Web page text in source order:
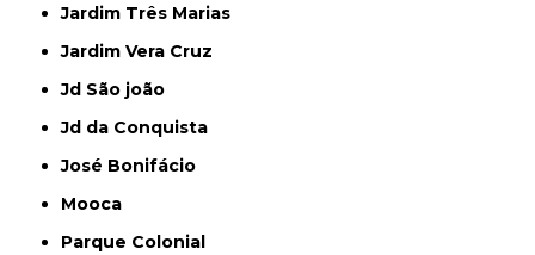
Jardim Três Marias
Jardim Vera Cruz
Jd São joão
Jd da Conquista
José Bonifácio
Mooca
Parque Colonial